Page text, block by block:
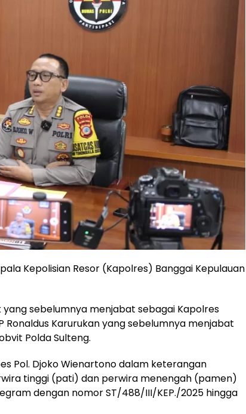
Kepolisian Resor (Kapolres) Banggai Kepulauan
yang sebelumnya menjabat sebagai Kapolres
Ronaldus Karurukan yang sebelumnya menjabat
Polda Sulteng.
Pol. Djoko Wienartono dalam keterangan
tinggi (pati) dan perwira menengah (pamen)
dengan nomor ST/488/III/KEP./2025 hingga